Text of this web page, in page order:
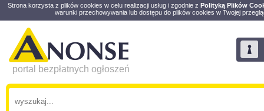
Strona korzysta z plików cookies w celu realizacji usług i zgodnie z Polityką Plików
warunki przechowywania lub dostępu do plików cookies w Twojej
portal bezpłatnych ogłoszeń